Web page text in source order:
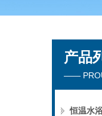
产品
——
恒温水